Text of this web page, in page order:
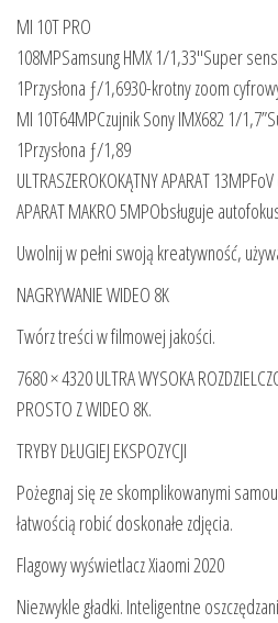
MI 10T PRO
108MPSamsung HMX 1/1,33″Super
1Przysłona ƒ/1,6930-krotny zoom
MI 10T64MPCzujnik Sony IMX682 1/
1Przysłona ƒ/1,89
ULTRASZEROKOKĄTNY APARAT
APARAT MAKRO 5MPObsługuje
Uwolnij w pełni swoją kreatywność,
NAGRYWANIE WIDEO 8K
Twórz treści w filmowej jakości.
7680 × 4320 ULTRA WYSOKA
PROSTO Z WIDEO 8K.
TRYBY DŁUGIEJ EKSPOZYCJI
Pożegnaj się ze skomplikowanymi
łatwością robić doskonałe zdjęcia.
Flagowy wyświetlacz Xiaomi 2020
Niezwykle gładki. Inteligentne